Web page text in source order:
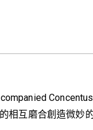
互磨合創造微